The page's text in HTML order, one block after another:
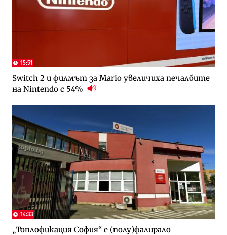
15:51
Switch 2 и филмът за Mario увеличиха печалбите
на Nintendo с 54%
14:33
„Топлофикация София“ e (полу)фалирало